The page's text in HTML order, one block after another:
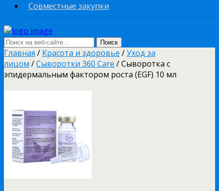
Совместные закупки
Главная / Красота и здоровье /Уход за
лицом /Сыворотки 360 Care / Сыворотка с
эпидермальным фактором роста (EGF) 10 мл